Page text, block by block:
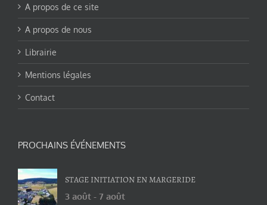
A propos de ce site
A propos de nous
Librairie
Mentions légales
Contact
PROCHAINS ÉVÉNEMENTS
STAGE INITIATION EN MARGERIDE
3 août - 7 août